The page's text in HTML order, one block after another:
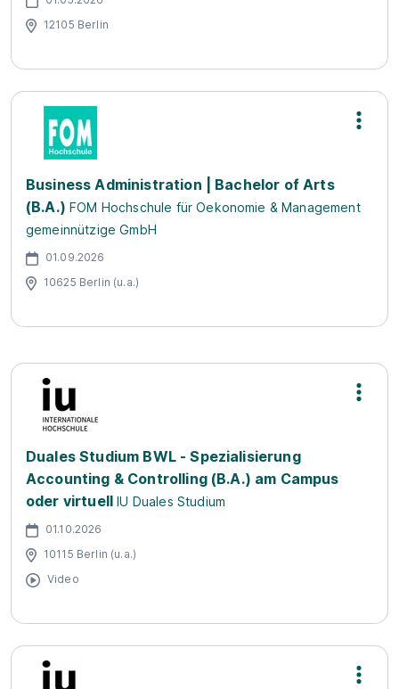
12105 Berlin
Business Administration | Bachelor of Arts
(B.A.) FOM Hochschule für Oekonomie & Management
gemeinnützige GmbH
01.09.2026
10625 Berlin (u.a.)
Duales Studium BWL - Spezialisierung
Accounting & Controlling (B.A.) am Campus
oder virtuell IU Duales Studium
01.10.2026
10115 Berlin (u.a.)
Video